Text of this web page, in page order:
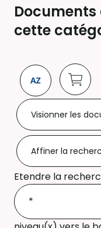
cette
Visionner les
Affiner la
Etendre la